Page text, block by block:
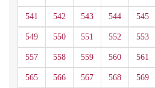
541 542 543 544 545
549 550 551 552 553
557 558 559 560 561
565 566 567 568 569